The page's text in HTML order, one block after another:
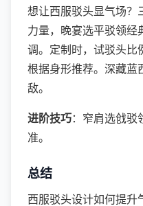
想让西服驳头显气场？
力量，晚宴选平驳领经
调。定制时，试驳头比
根据身形推荐。深藏蓝
敌。
进阶技巧：窄肩选戗驳
准。
总结
西服驳头设计如何提升